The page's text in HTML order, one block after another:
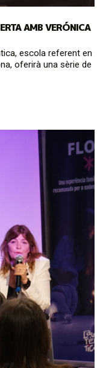
AMB VERÓNICA
escola referent en
oferirà una sèrie de